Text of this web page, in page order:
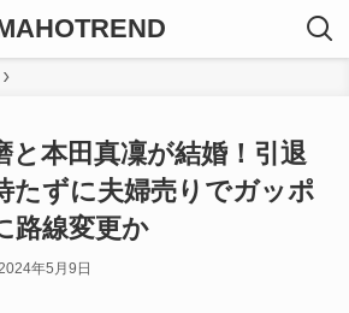
と本田真凜が結婚！引退
たずに夫婦売りでガッポ
路線変更か
年5月9日